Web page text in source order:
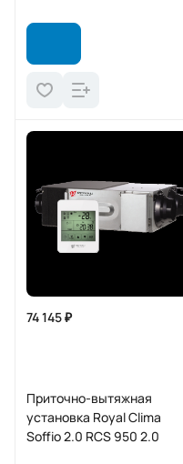
74 145 ₽
Приточно-вытяжная
установка Royal Clima
Soffio 2.0 RCS 950 2.0